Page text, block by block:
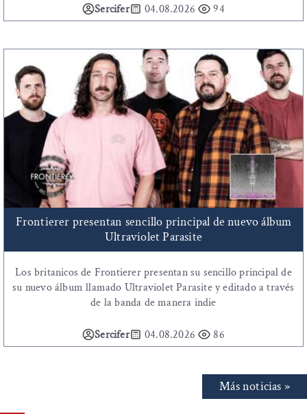
Sercifer 04.08.2026 94
Frontierer presentan sencillo principal de nuevo álbum
Ultraviolet Parasite
Los britanicos de Frontierer presentan su sencillo principal de
su nuevo álbum llamado Ultraviolet Parasite y editado a través
de la banda de manera indie
Sercifer 04.08.2026 86
Más noticias »